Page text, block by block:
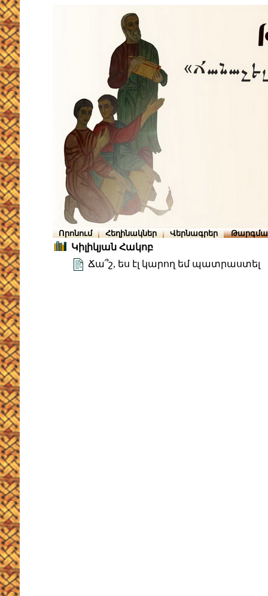
Որոնում Հեղինակներ Վերնագրեր
Կիլիկյան Հակոբ
Ճա՞շ, ես էլ կարող եմ պատրաստել